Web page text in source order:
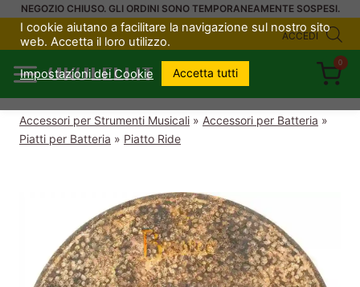
SaltaNEGOZIO CHIUSO. GLI ORDINI SONO TEMPORANEAMENTE SOSPESI.
ACCEDI
UKULELI.IT
0
Accessori per Strumenti Musicali » Accessori per Batteria »
Piatti per Batteria » Piatto Ride
I cookie aiutano a facilitare la navigazione sul nostro sito
web. Accetta il loro utilizzo.
Impostazioni dei Cookie Accetta tutti